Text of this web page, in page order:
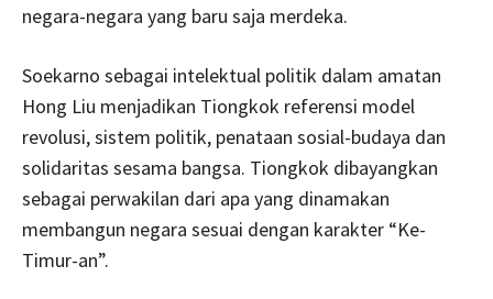
negara-negara yang baru saja merdeka.
Soekarno sebagai intelektual politik dalam amatan
Hong Liu menjadikan Tiongkok referensi model
revolusi, sistem politik, penataan sosial-budaya dan
solidaritas sesama bangsa. Tiongkok dibayangkan
sebagai perwakilan dari apa yang dinamakan
membangun negara sesuai dengan karakter “Ke-
Timur-an”.